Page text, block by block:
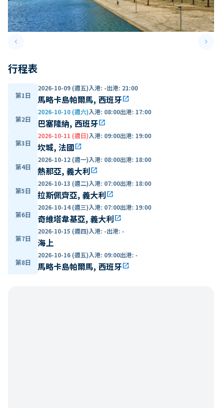
keyboard_arrow_leftPrevious slide keyboard_arrow_right
行程表
第1日
2026-10-09 (週五)入港: -出港: 21:00
馬略卡島帕爾馬, 西班牙open_in_new
第2日
2026-10-10 (週六)入港: 08:00出港: 17:00
巴塞隆納, 西班牙open_in_new
第3日
2026-10-11 (週日)入港: 09:00出港: 19:00
坎城, 法國open_in_new
第4日
2026-10-12 (週一)入港: 08:00出港: 18:00
熱那亞, 義大利open_in_new
第5日
2026-10-13 (週二)入港: 07:00出港: 18:00
拉斯佩齊亞, 義大利open_in_new
第6日
2026-10-14 (週三)入港: 07:00出港: 19:00
奇維塔韋基亞, 義大利open_in_new
第7日
2026-10-15 (週四)入港: -出港: -
海上
第8日
2026-10-16 (週五)入港: 09:00出港: -
馬略卡島帕爾馬, 西班牙open_in_new